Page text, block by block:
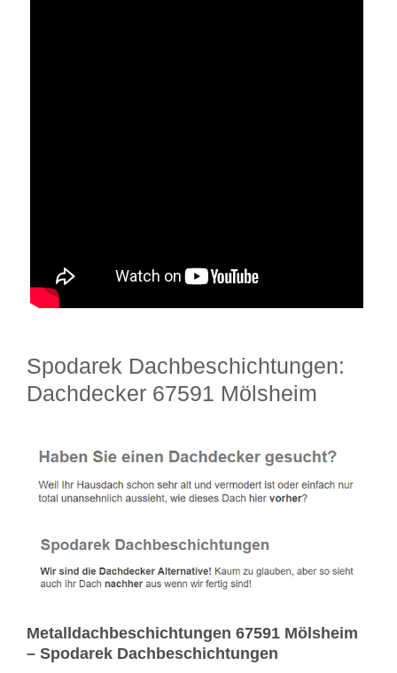
Spodarek Dachbeschichtungen:
Dachdecker 67591 Mölsheim
Metalldachbeschichtungen 67591 Mölsheim
– Spodarek Dachbeschichtungen